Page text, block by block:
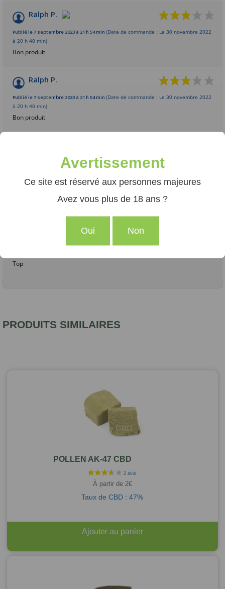
Ralph P.
Publié le 7 septembre 2023 à 21 h 54 min (Date de commande : Le 30 novembre 2022
à 20 h 40 min)
Bon produit
Ralph P.
Publié le 7 septembre 2023 à 21 h 54 min (Date de commande : Le 30 novembre 2022
à 20 h 40 min)
Bon produit
gwenspirit54 .
Publié le 23 avril 2022 à 15 h 24 min
Top
PRODUITS SIMILAIRES
POLLEN AK-47 CBD
À partir de 2€
Taux de CBD : 47%
Ajouter au panier
Avertissement
Ce site est réservé aux personnes majeures
Avez vous plus de 18 ans ?
Oui Non